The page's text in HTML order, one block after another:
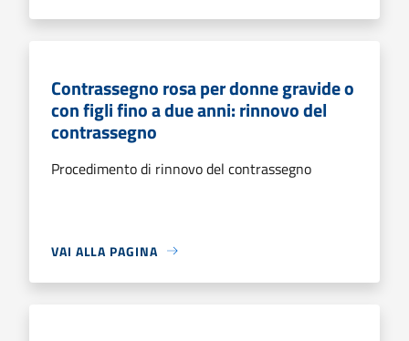
Contrassegno rosa per donne gravide o
con figli fino a due anni: rinnovo del
contrassegno
Procedimento di rinnovo del contrassegno
VAI ALLA PAGINA